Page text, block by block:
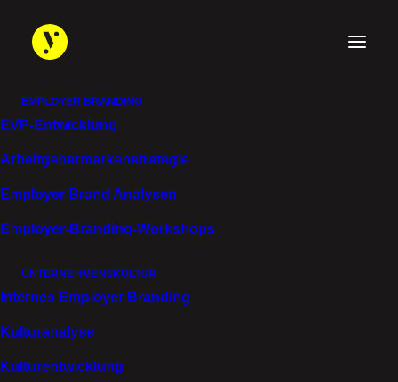
EMPLOYER BRANDING
EVP-Entwicklung
Arbeitgebermarken­strategie
Employer Brand Analysen
Employer-Branding-Workshops
UNTERNEHMENSKULTUR
Internes Employer Branding
Kulturanalyse
Kulturentwicklung
ARBEITGEBER
MARKEIST
BEZIEHUNGS-SACHE
MENSCHEN KÜNDIGEN
SELTEN NUR EINEN JOB.
SIE KÜNDIGEN EIN
GEFÜHL!